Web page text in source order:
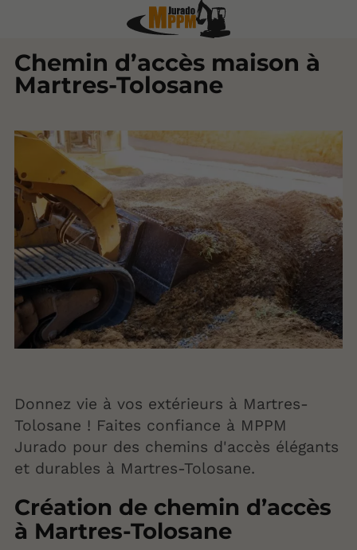
Chemin d’accès maison à
Martres-Tolosane
Donnez vie à vos extérieurs à Martres-
Tolosane ! Faites confiance à MPPM
Jurado pour des chemins d'accès élégants
et durables à Martres-Tolosane.
Création de chemin d’accès
à Martres-Tolosane